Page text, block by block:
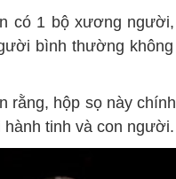
có 1 bộ xương
bình thường
rằng, hộp sọ này
hành tinh và con người.